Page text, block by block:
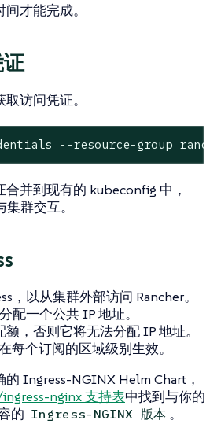
才能完成。
访问凭证。
--resource-group
并到现有的 kubeconfig 中，
集群交互。
，以从集群外部访问 Rancher。
配一个公共 IP 地址。
，否则它将无法分配 IP 地址。
每个订阅的区域级别生效。
Ingress-NGINX Helm Chart，
nginx 支持表中找到与你的
的 Ingress-NGINX 版本 。